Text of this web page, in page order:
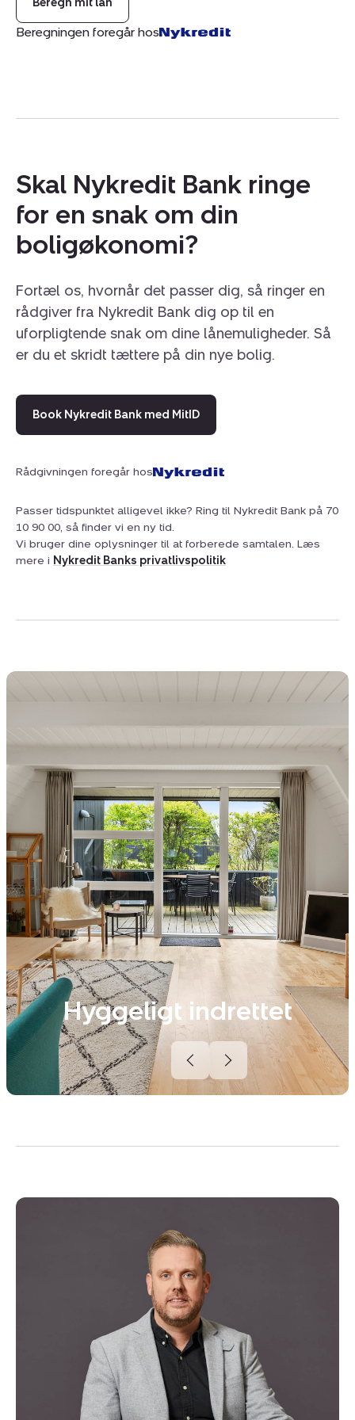
Beregn mit lån
Beregningen foregår hos
Skal Nykredit Bank ringe
for en snak om din
boligøkonomi?
Fortæl os, hvornår det passer dig, så ringer en
rådgiver fra Nykredit Bank dig op til en
uforpligtende snak om dine lånemuligheder. Så
er du et skridt tættere på din nye bolig.
Book Nykredit Bank med MitID
Rådgivningen foregår hos
Passer tidspunktet alligevel ikke? Ring til Nykredit Bank på 70
10 90 00, så finder vi en ny tid.
Vi bruger dine oplysninger til at forberede samtalen. Læs
mere i Nykredit Banks privatlivspolitik
Hyggeligt indrettet